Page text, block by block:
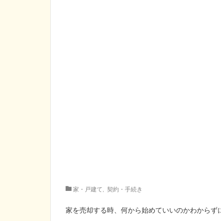
家・戸建て 契約・手続き
家を売却する時、何から始めていいのかわからず